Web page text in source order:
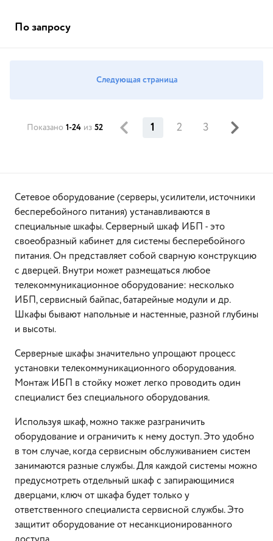
По запросу
Следующая страница
Показано 1-24 из 52 1 2 3
Сетевое оборудование (серверы, усилители, источники
бесперебойного питания) устанавливаются в
специальные шкафы. Серверный шкаф ИБП - это
своеобразный кабинет для системы бесперебойного
питания. Он представляет собой сварную конструкцию
с дверцей. Внутри может размещаться любое
телекоммуникационное оборудование: несколько
ИБП, сервисный байпас, батарейные модули и др.
Шкафы бывают напольные и настенные, разной глубины
и высоты.
Серверные шкафы значительно упрощают процесс
установки телекоммуникационного оборудования.
Монтаж ИБП в стойку может легко проводить один
специалист без специального оборудования.
Используя шкаф, можно также разграничить
оборудование и ограничить к нему доступ. Это удобно
в том случае, когда сервисным обслуживанием систем
занимаются разные службы. Для каждой системы можно
предусмотреть отдельный шкаф с запирающимися
дверцами, ключ от шкафа будет только у
ответственного специалиста сервисной службы. Это
защитит оборудование от несанкционированного